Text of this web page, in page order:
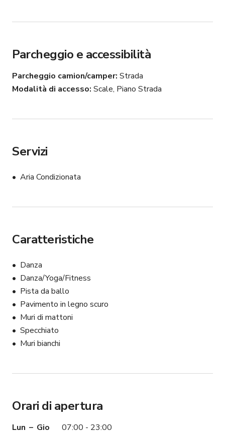
Parcheggio e accessibilità
Parcheggio camion/camper Strada
Modalità di accesso Scale, Piano Strada
Servizi
Aria Condizionata
Caratteristiche
Danza
Danza/Yoga/Fitness
Pista da ballo
Pavimento in legno scuro
Muri di mattoni
Specchiato
Muri bianchi
Orari di apertura
Lun – Gio
07:00 - 23:00